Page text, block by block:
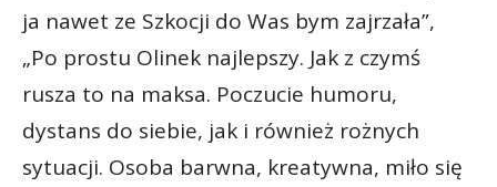
ja nawet ze Szkocji do Was bym zajrzała”,
„Po prostu Olinek najlepszy. Jak z czymś
rusza to na maksa. Poczucie humoru,
dystans do siebie, jak i również rożnych
sytuacji. Osoba barwna, kreatywna, miło się